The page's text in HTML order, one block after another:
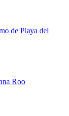
de Playa del
Roo